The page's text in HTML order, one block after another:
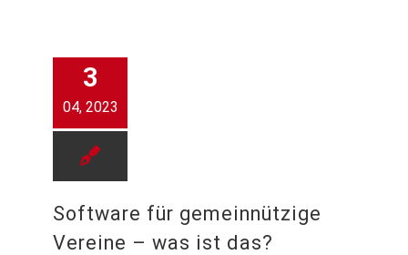
3
04, 2023
Software für gemeinnützige
Vereine – was ist das?